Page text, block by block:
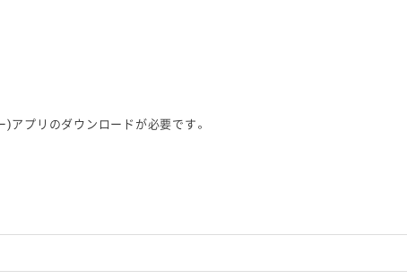
アプリのダウンロードが必要です。